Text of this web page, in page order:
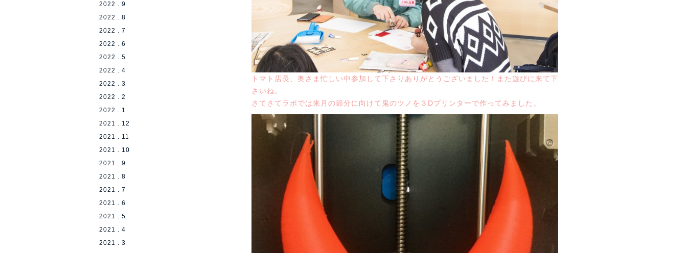
2022 . 9
2022 . 8
2022 . 7
2022 . 6
2022 . 5
2022 . 4
2022 . 3
2022 . 2
2022 . 1
2021 . 12
2021 . 11
2021 . 10
2021 . 9
2021 . 8
2021 . 7
2021 . 6
2021 . 5
2021 . 4
2021 . 3
トマト店長、奥さま忙しい中参加して下さりありがとうございました！また遊びに来て下
さいね。
さてさてラボでは来月の節分に向けて鬼のツノを３Dプリンターで作ってみました。